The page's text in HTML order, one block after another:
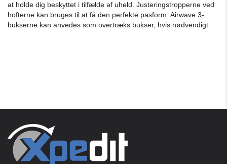
at holde dig beskyttet i tilfælde af uheld. Justeringstropperne ved
hofterne kan bruges til at få den perfekte pasform. Airwave 3-
bukserne kan anvedes som overtræks bukser, hvis nødvendigt.